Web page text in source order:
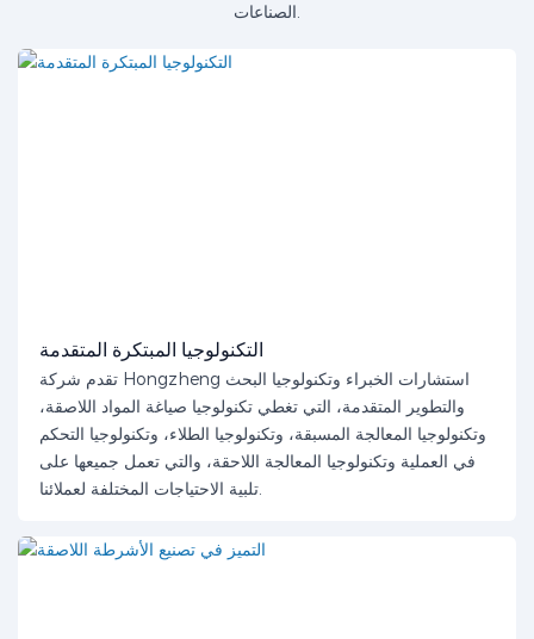
الصناعات.
التكنولوجيا المبتكرة المتقدمة
تقدم شركة Hongzheng استشارات الخبراء وتكنولوجيا البحث
والتطوير المتقدمة، التي تغطي تكنولوجيا صياغة المواد اللاصقة،
وتكنولوجيا المعالجة المسبقة، وتكنولوجيا الطلاء، وتكنولوجيا التحكم
في العملية وتكنولوجيا المعالجة اللاحقة، والتي تعمل جميعها على
تلبية الاحتياجات المختلفة لعملائنا.